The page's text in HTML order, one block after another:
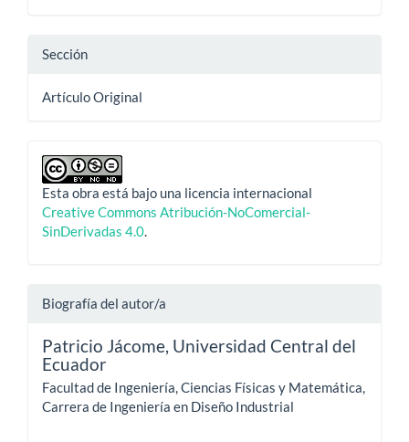
Sección
Artículo Original
Esta obra está bajo una licencia internacional
Creative Commons Atribución-NoComercial-
SinDerivadas 4.0.
Biografía del autor/a
Patricio Jácome, Universidad Central del
Ecuador
Facultad de Ingeniería, Ciencias Físicas y Matemática,
Carrera de Ingeniería en Diseño Industrial